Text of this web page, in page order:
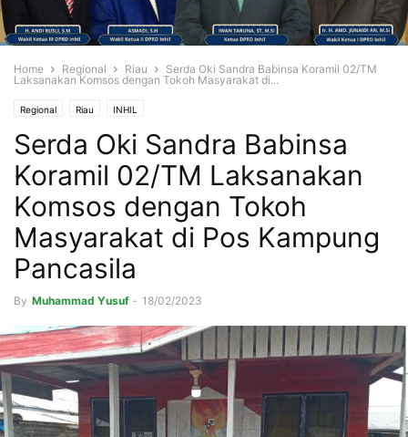
Home Regional Riau
Serda Oki Sandra Babinsa Koramil 02/TM
Laksanakan Komsos dengan Tokoh Masyarakat di...
Regional Riau INHIL
Serda Oki Sandra Babinsa
Koramil 02/TM Laksanakan
Komsos dengan Tokoh
Masyarakat di Pos Kampung
Pancasila
By Muhammad Yusuf - 18/02/2023